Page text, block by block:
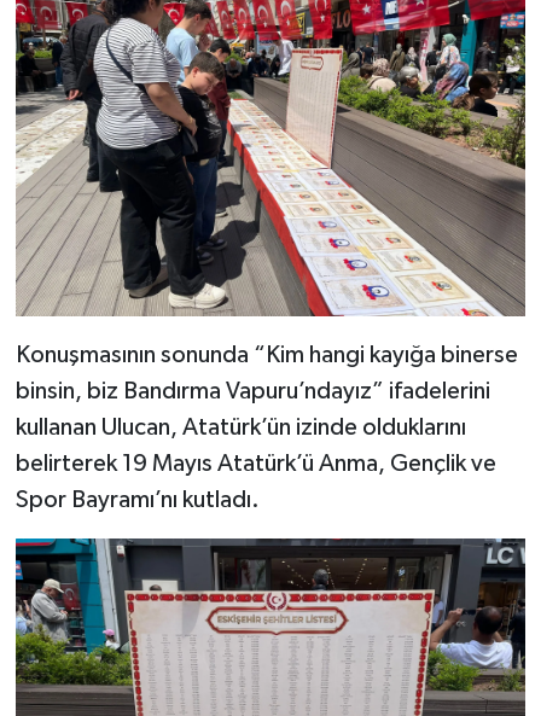
Konuşmasının sonunda “Kim hangi kayığa binerse
binsin, biz Bandırma Vapuru’ndayız” ifadelerini
kullanan Ulucan, Atatürk’ün izinde olduklarını
belirterek 19 Mayıs Atatürk’ü Anma, Gençlik ve
Spor Bayramı’nı kutladı.